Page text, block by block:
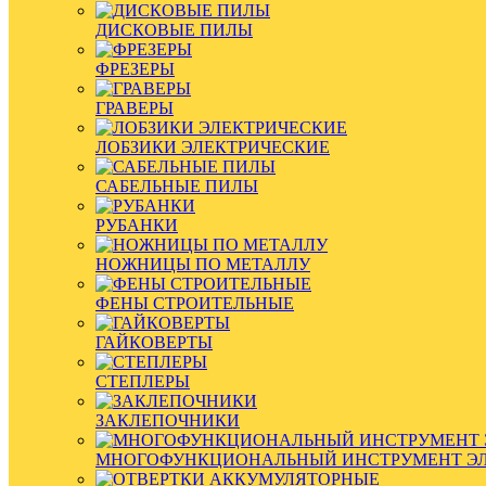
ДИСКОВЫЕ ПИЛЫ
ФРЕЗЕРЫ
ГРАВЕРЫ
ЛОБЗИКИ ЭЛЕКТРИЧЕСКИЕ
САБЕЛЬНЫЕ ПИЛЫ
РУБАНКИ
НОЖНИЦЫ ПО МЕТАЛЛУ
ФЕНЫ СТРОИТЕЛЬНЫЕ
ГАЙКОВЕРТЫ
СТЕПЛЕРЫ
ЗАКЛЕПОЧНИКИ
МНОГОФУНКЦИОНАЛЬНЫЙ ИНСТРУМЕНТ